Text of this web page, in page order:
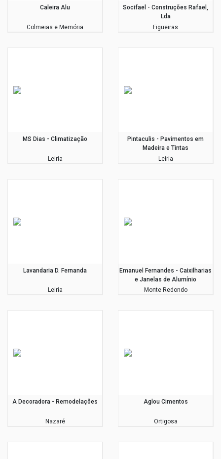
Caleira Alu
Colmeias e Memória
Socifael - Construções Rafael,
Lda
Figueiras
MS Dias - Climatização
Leiria
Pintaculis - Pavimentos em
Madeira e Tintas
Leiria
Lavandaria D. Fernanda
Leiria
Emanuel Fernandes - Caixilharias
e Janelas de Alumínio
Monte Redondo
A Decoradora - Remodelações
Nazaré
Aglou Cimentos
Ortigosa